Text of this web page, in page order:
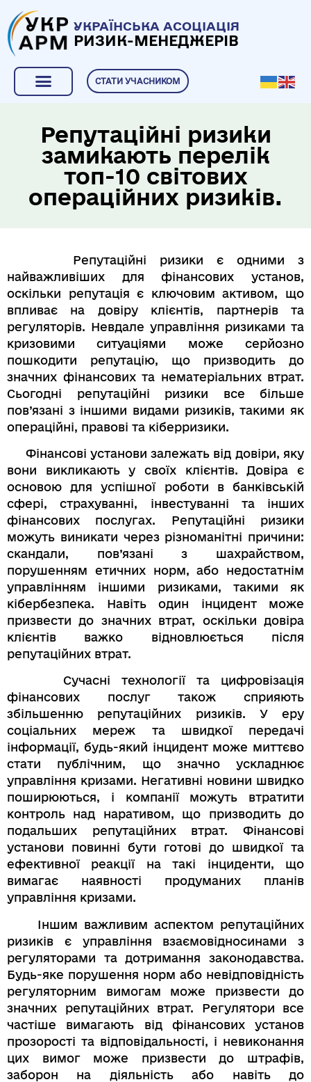
УКРАЇНСЬКА АСОЦІАЦІЯ
РИЗИК-МЕНЕДЖЕРІВ
СТАТИ УЧАСНИКОМ
Репутаційні ризики
замикають перелік
топ-10 світових
операційних ризиків.
Репутаційні ризики є одними з
найважливіших для фінансових установ,
оскільки репутація є ключовим активом, що
впливає на довіру клієнтів, партнерів та
регуляторів. Невдале управління ризиками та
кризовими ситуаціями може серйозно
пошкодити репутацію, що призводить до
значних фінансових та нематеріальних втрат.
Сьогодні репутаційні ризики все більше
пов’язані з іншими видами ризиків, такими як
операційні, правові та кіберризики.
Фінансові установи залежать від довіри, яку
вони викликають у своїх клієнтів. Довіра є
основою для успішної роботи в банківській
сфері, страхуванні, інвестуванні та інших
фінансових послугах. Репутаційні ризики
можуть виникати через різноманітні причини:
скандали, пов’язані з шахрайством,
порушенням етичних норм, або недостатнім
управлінням іншими ризиками, такими як
кібербезпека. Навіть один інцидент може
призвести до значних втрат, оскільки довіра
клієнтів важко відновлюється після
репутаційних втрат.
Сучасні технології та цифровізація
фінансових послуг також сприяють
збільшенню репутаційних ризиків. У еру
соціальних мереж та швидкої передачі
інформації, будь-який інцидент може миттєво
стати публічним, що значно ускладнює
управління кризами. Негативні новини швидко
поширюються, і компанії можуть втратити
контроль над наративом, що призводить до
подальших репутаційних втрат. Фінансові
установи повинні бути готові до швидкої та
ефективної реакції на такі інциденти, що
вимагає наявності продуманих планів
управління кризами.
Іншим важливим аспектом репутаційних
ризиків є управління взаємовідносинами з
регуляторами та дотримання законодавства.
Будь-яке порушення норм або невідповідність
регуляторним вимогам може призвести до
значних репутаційних втрат. Регулятори все
частіше вимагають від фінансових установ
прозорості та відповідальності, і невиконання
цих вимог може призвести до штрафів,
заборон на діяльність або навіть до